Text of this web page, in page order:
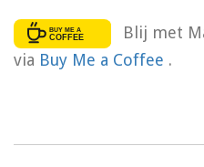
Blij met
via Buy Me a Coffee .